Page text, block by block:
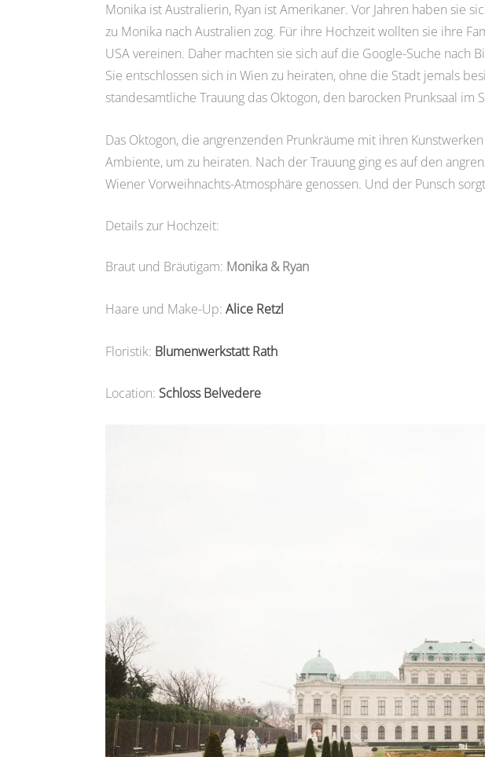
Monika ist Australierin, Ryan ist Amerikaner. Vor Jahren haben sie
zu Monika nach Australien zog. Für ihre Hochzeit wollten sie ihre
USA vereinen. Daher machten sie sich auf die Google-Suche
Sie entschlossen sich in Wien zu heiraten, ohne die Stadt jemals
standesamtliche Trauung das Oktogon, den barocken Prunksaal
Das Oktogon, die angrenzenden Prunkräume mit ihren
Ambiente, um zu heiraten. Nach der Trauung ging es auf den
Wiener Vorweihnachts-Atmosphäre genossen. Und der Punsch
Details zur Hochzeit:
Braut und Bräutigam: Monika & Ryan
Haare und Make-Up:Alice Retzl
Floristik: Blumenwerkstatt Rath
Location:Schloss Belvedere